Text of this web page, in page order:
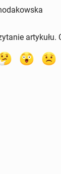
artykułu.